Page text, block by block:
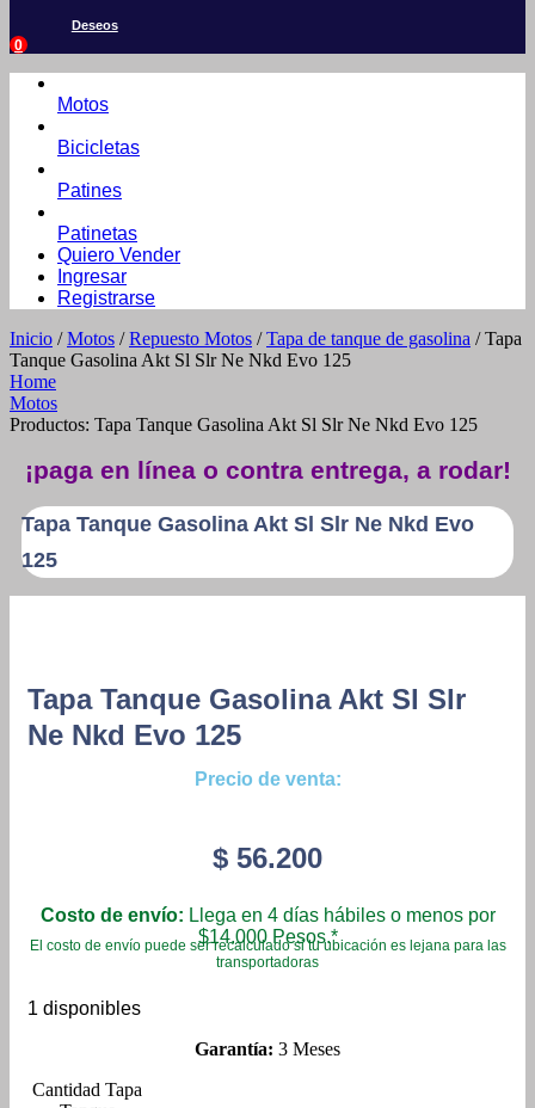
Deseos
0
Motos
Bicicletas
Patines
Patinetas
Quiero Vender
Ingresar
Registrarse
Inicio /Motos /Repuesto Motos /Tapa de tanque de gasolina / Tapa
Tanque Gasolina Akt Sl Slr Ne Nkd Evo 125
Home
Motos
Productos: Tapa Tanque Gasolina Akt Sl Slr Ne Nkd Evo 125
¡paga en línea o contra entrega, a rodar!
Tapa Tanque Gasolina Akt Sl Slr Ne Nkd Evo
125
Tapa Tanque Gasolina Akt Sl Slr
Ne Nkd Evo 125
Precio de venta:
$ 56.200
Costo de envío: Llega en 4 días hábiles o menos por
$14.000 Pesos.*
El costo de envío puede ser recalculado si tu ubicación es lejana para las
transportadoras
1 disponibles
Garantía: 3 Meses
Tapa